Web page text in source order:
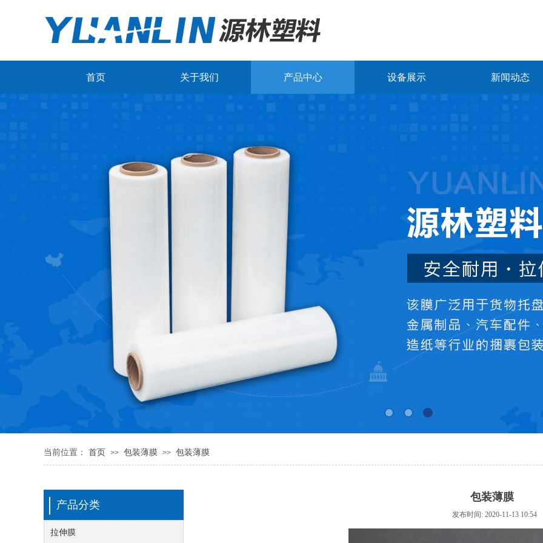
首页 关于我们 产品中心 设备展示 新闻动态
当前位置： 首页 >> 包装薄膜 >> 包装薄膜
包装薄膜
发布时间: 2020-11-13
产品分类
拉伸膜